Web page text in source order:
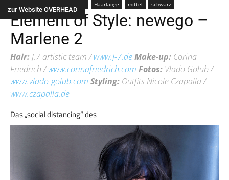
zur Website OVERHEAD
Haarlänge mittel schwarz
Element of Style: newego –
Marlene 2
Hair: J.7 artistic team /www.J-7.deMake-up: Corina
Friedrich /www.corinafriedrich.com Fotos: Vlado Golub /
www.vlado-golub.com Styling: Outfits Nicole Czapalla /
www.czapalla.de
Das „social distancing“ des